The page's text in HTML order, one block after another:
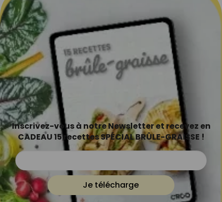
Inscrivez-vous à notre Newsletter et recevez en
CADEAU 15 recettes SPÉCIAL BRÛLE-GRAISSE !
Je télécharge